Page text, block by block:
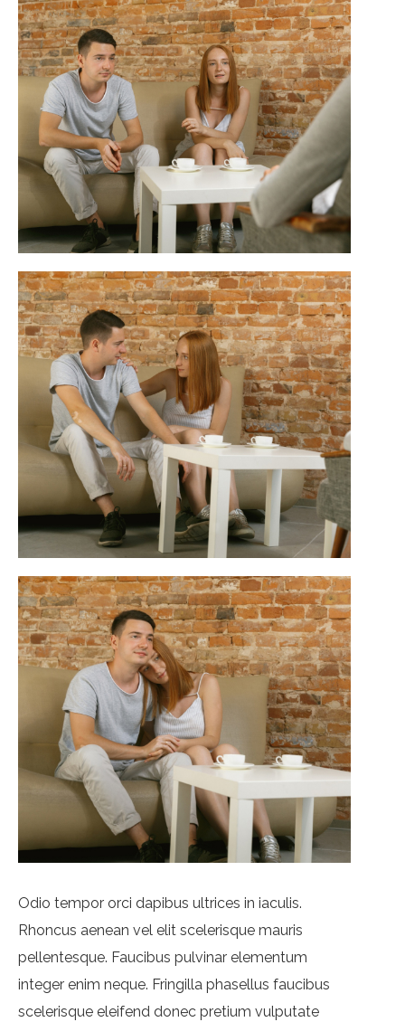
Odio tempor orci dapibus ultrices in iaculis.
Rhoncus aenean vel elit scelerisque mauris
pellentesque. Faucibus pulvinar elementum
integer enim neque. Fringilla phasellus faucibus
scelerisque eleifend donec pretium vulputate